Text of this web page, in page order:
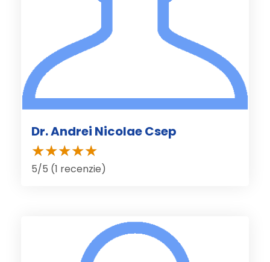
Dr. Andrei Nicolae Csep
5/5 (1 recenzie)